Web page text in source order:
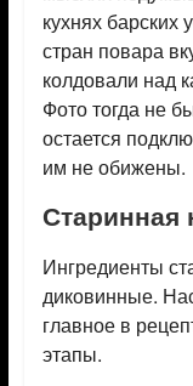
кухнях
стран повара
колдовали над
Фото тогда не
остается
им не обижены.
Старинная
Ингредиенты
диковинные.
главное в
этапы.